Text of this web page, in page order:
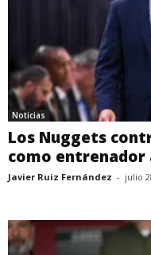
Noticias
Los Nuggets
como
Javier Ruiz Fernández - julio